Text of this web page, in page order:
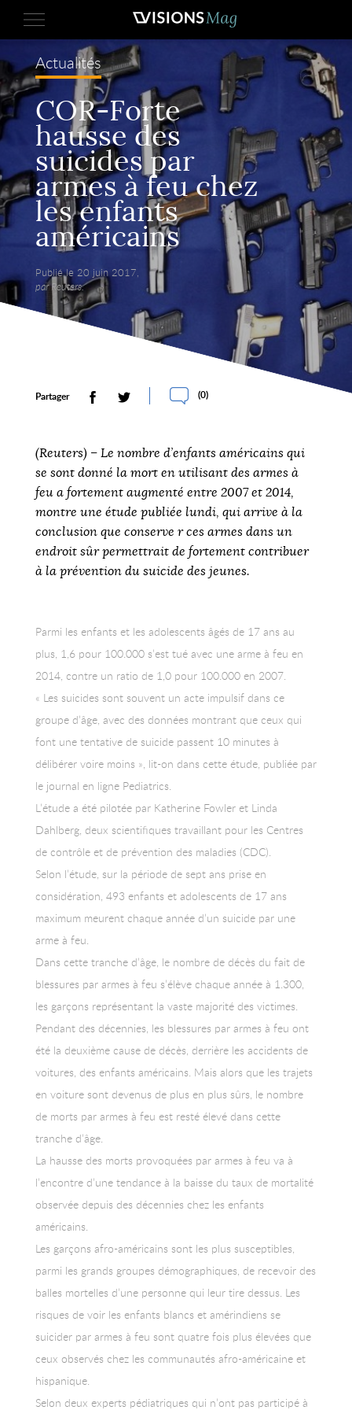
Actualités
COR-Forte
hausse des
suicides par
armes à feu chez
les enfants
américains
Publié le 20 juin 2017,
par Reuters.
Partager (0)
(Reuters) – Le nombre d’enfants américains qui
se sont donné la mort en utilisant des armes à
feu a fortement augmenté entre 2007 et 2014,
montre une étude publiée lundi, qui arrive à la
conclusion que conserve r ces armes dans un
endroit sûr permettrait de fortement contribuer
à la prévention du suicide des jeunes.
Parmi les enfants et les adolescents âgés de 17 ans au
plus, 1,6 pour 100.000 s’est tué avec une arme à feu en
2014, contre un ratio de 1,0 pour 100.000 en 2007.
« Les suicides sont souvent un acte impulsif dans ce
groupe d’âge, avec des données montrant que ceux qui
font une tentative de suicide passent 10 minutes à
délibérer voire moins », lit-on dans cette étude, publiée par
le journal en ligne Pediatrics.
L’étude a été pilotée par Katherine Fowler et Linda
Dahlberg, deux scientifiques travaillant pour les Centres
de contrôle et de prévention des maladies (CDC).
Selon l’étude, sur la période de sept ans prise en
considération, 493 enfants et adolescents de 17 ans
maximum meurent chaque année d’un suicide par une
arme à feu.
Dans cette tranche d’âge, le nombre de décès du fait de
blessures par armes à feu s’élève chaque année à 1.300,
les garçons représentant la vaste majorité des victimes.
Pendant des décennies, les blessures par armes à feu ont
été la deuxième cause de décès, derrière les accidents de
voitures, des enfants américains. Mais alors que les trajets
en voiture sont devenus de plus en plus sûrs, le nombre
de morts par armes à feu est resté élevé dans cette
tranche d’âge.
La hausse des morts provoquées par armes à feu va à
l’encontre d’une tendance à la baisse du taux de mortalité
observée depuis des décennies chez les enfants
américains.
Les garçons afro-américains sont les plus susceptibles,
parmi les grands groupes démographiques, de recevoir des
balles mortelles d’une personne qui leur tire dessus. Les
risques de voir les enfants blancs et amérindiens se
suicider par armes à feu sont quatre fois plus élevées que
ceux observés chez les communautés afro-américaine et
hispanique.
Selon deux experts pédiatriques qui n’ont pas participé à